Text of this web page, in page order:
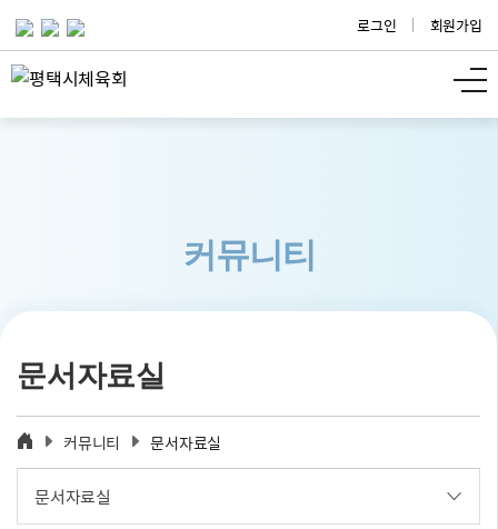
로그인 회원가입
커뮤니티
문서자료실
커뮤니티 문서자료실
문서자료실